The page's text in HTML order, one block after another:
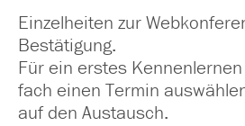
Einzelheiten zur
Bestätigung.
Für ein ers­tes
fach einen Termin
auf den Austausch.